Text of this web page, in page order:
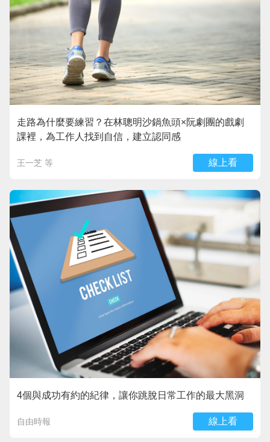
走路為什麼要練習？在林聰明沙鍋魚頭×阮劇團的戲劇
課裡，為工作人找到自信，建立認同感
王一芝 等 線上看
4個與成功有約的紀律，讓你跳脫日常工作的最大黑洞
自由時報 線上看